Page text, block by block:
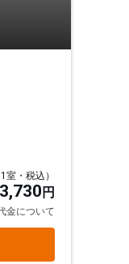
・税込）
円
金について